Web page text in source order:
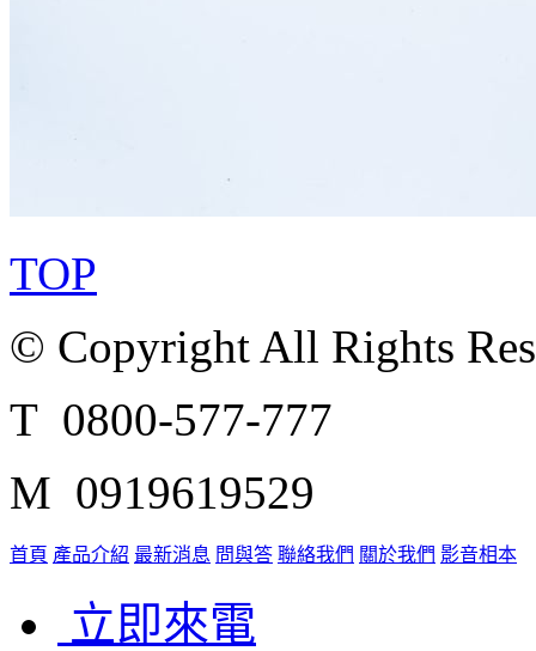
TOP
© Copyright All Rights
T 0800-577-777
M 0919619529
首頁 產品介紹 最新消息 問與答 聯絡我們 關於我們 影音相本
立即來電